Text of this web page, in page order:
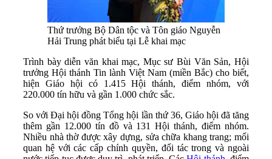
Thứ trưởng Bộ Dân tộc và Tôn giáo Nguyễn
Hải Trung phát biểu tại Lễ khai mạc
Trình bày diễn văn khai mạc, Mục sư Bùi Văn Sản, Hội
trưởng Hội thánh Tin lành Việt Nam (miền Bắc) cho biết,
hiện Giáo hội có 1.415 Hội thánh, điểm nhóm, với
220.000 tín hữu và gần 1.000 chức sắc.
So với Đại hội đồng Tổng hội lần thứ 36, Giáo hội đã tăng
thêm gần 12.000 tín đồ và 131 Hội thánh, điểm nhóm.
Nhiều nhà thờ được xây dựng, sửa chữa khang trang; mối
quan hệ với các cấp chính quyền, đối tác trong và ngoài